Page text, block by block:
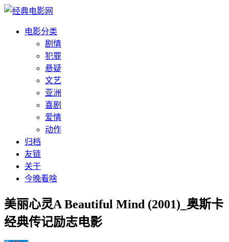
电影分类
剧情
犯罪
悬疑
文艺
亚洲
喜剧
爱情
动作
归档
友链
关于
今晚看啥
美丽心灵A Beautiful Mind (2001)_奥斯卡
经典传记励志电影